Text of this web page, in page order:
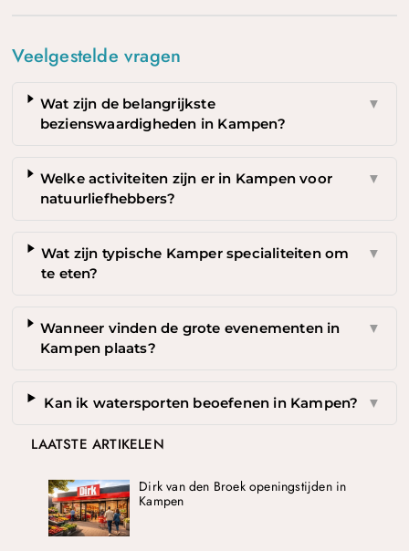
Veelgestelde vragen
Wat zijn de belangrijkste
bezienswaardigheden in Kampen?
▼
Welke activiteiten zijn er in Kampen voor
natuurliefhebbers?
▼
Wat zijn typische Kamper specialiteiten om
te eten?
▼
Wanneer vinden de grote evenementen in
Kampen plaats?
▼
Kan ik watersporten beoefenen in Kampen? ▼
LAATSTE ARTIKELEN
Dirk van den Broek openingstijden in
Kampen